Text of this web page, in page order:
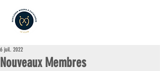
Nouveaux Membres
6 juil. 2022